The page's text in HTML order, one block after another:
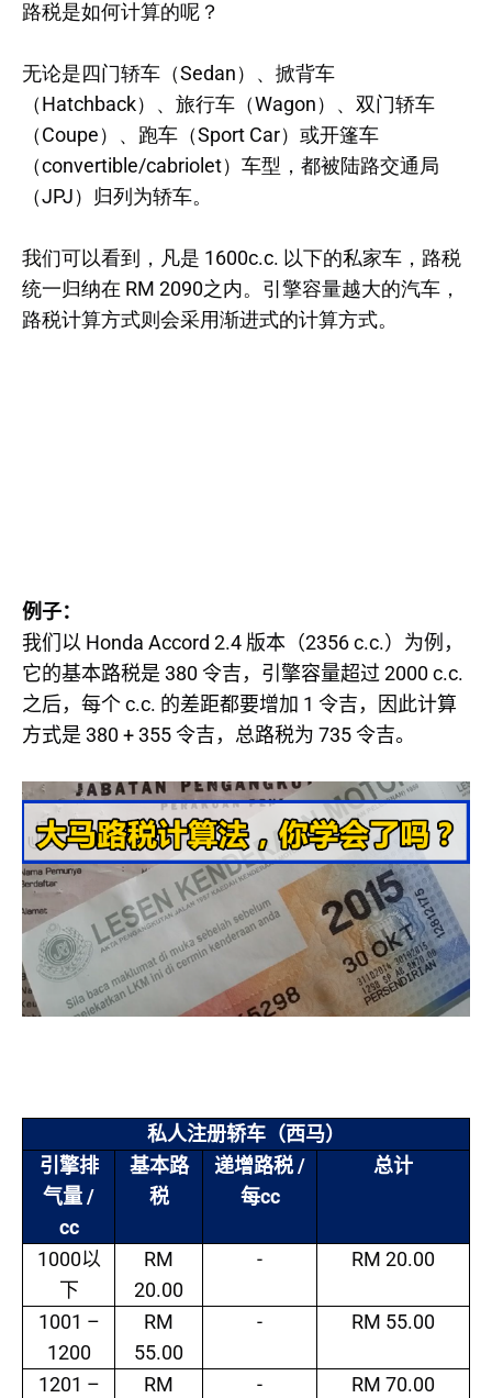
路税是如何计算的呢？
无论是四门轿车（Sedan）、掀背车
（Hatchback）、旅行车（Wagon）、双门轿车
（Coupe）、跑车（Sport Car）或开篷车
（convertible/cabriolet）车型，都被陆路交通局
（JPJ）归列为轿车。
我们可以看到，凡是 1600c.c. 以下的私家车，路税
统一归纳在 RM 2090之内。引擎容量越大的汽车，
路税计算方式则会采用渐进式的计算方式。
例子：
我们以 Honda Accord 2.4 版本（2356 c.c.）为例，
它的基本路税是 380 令吉，引擎容量超过 2000 c.c.
之后，每个 c.c. 的差距都要增加 1 令吉，因此计算
方式是 380 + 355 令吉，总路税为 735 令吉。
私人注册轿车（西马）
引擎排
气量 /
cc
基本路
税
递增路税 /
每cc
总计
1000以
下
RM
20.00
- RM 20.00
1001 –
1200
RM
55.00
- RM 55.00
1201 – RM - RM 70.00